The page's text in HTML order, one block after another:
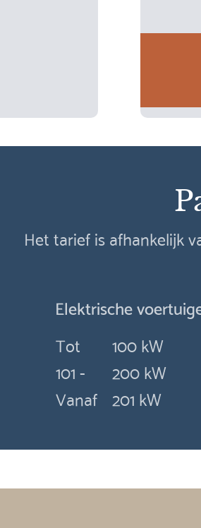
Het tarief is afhankelijk
Elektrische
Tot
100 kW
101 -
200 kW
Vanaf 201 kW